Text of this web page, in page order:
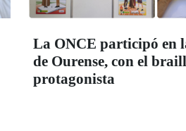
La ONCE participó en
de Ourense, con el
protagonista